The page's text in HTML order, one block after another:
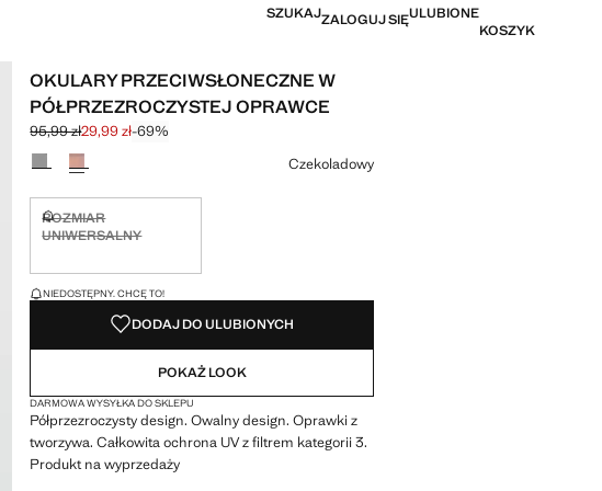
SZUKAJZALOGUJ SIĘULUBIONE
KOSZYK
OKULARY PRZECIWSŁONECZNE W
PÓŁPRZEZROCZYSTEJ OPRAWCE
Skreślona cena początkowa [95,99 zł ]
95,99 zł
Aktualna cena [29,99 zł ]
29,99 zł-69%
Wybierz kolor
Czekoladowy
ROZMIAR
UNIWERSALNY
Niedostępny. Chcę to!
OSTATNIE SZTUKI!
NIEDOSTĘPNY. CHCĘ TO!
DODAJ DO ULUBIONYCH
POKAŻ LOOK
DARMOWA WYSYŁKA DO SKLEPU
Półprzezroczysty design. Owalny design. Oprawki z
tworzywa. Całkowita ochrona UV z filtrem kategorii 3.
Produkt na wyprzedaży